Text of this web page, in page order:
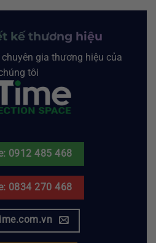
kế thương hiệu
gia thương hiệu của
tôi
0912 485 468
0834 270 468